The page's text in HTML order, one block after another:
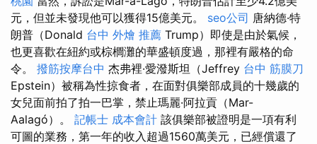
元，但並未發現他可以獲得15億美元。 seo公司 唐納德·特
朗普（Donald 台中 外燴 推薦 Trump）即使是由於氣候，
也更喜歡在紐約或棕櫚灘的華盛頓度過，那裡有嚴格的命
令。 撥筋按摩台中 杰弗裡·愛潑斯坦（Jeffrey 台中 筋膜刀
Epstein）被稱為性掠食者，在面對俱樂部成員的十幾歲的
女兒面前拍了拍一巴掌，禁止瑪麗·阿拉貢（Mar-
Aalagó）。 記帳士 成本會計 該俱樂部被證明是一項有利
可圖的業務，第一年的收入超過1560萬美元，已經償還了